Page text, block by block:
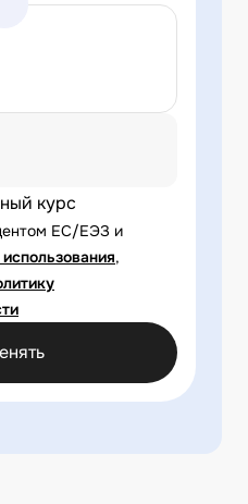
ЕС/ЕЭЗ и
,
курс